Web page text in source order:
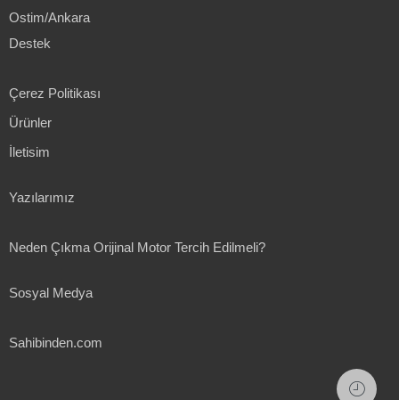
Ostim/Ankara
Destek
Çerez Politikası
Ürünler
İletisim
Yazılarımız
Neden Çıkma Orijinal Motor Tercih Edilmeli?
Sosyal Medya
Sahibinden.com